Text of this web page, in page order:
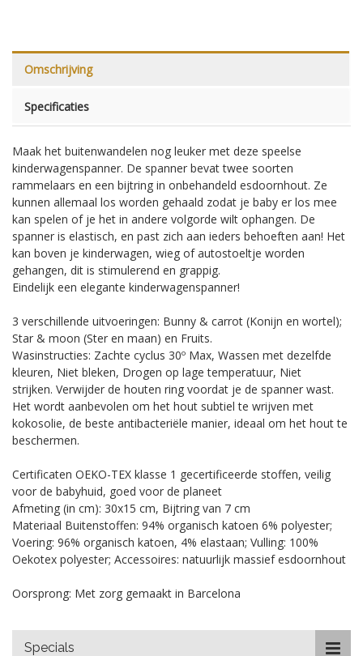
Omschrijving
Specificaties
Maak het buitenwandelen nog leuker met deze speelse
kinderwagenspanner. De spanner bevat twee soorten
rammelaars en een bijtring in onbehandeld esdoornhout. Ze
kunnen allemaal los worden gehaald zodat je baby er los mee
kan spelen of je het in andere volgorde wilt ophangen. De
spanner is elastisch, en past zich aan ieders behoeften aan! Het
kan boven je kinderwagen, wieg of autostoeltje worden
gehangen, dit is stimulerend en grappig.
Eindelijk een elegante kinderwagenspanner!
3 verschillende uitvoeringen: Bunny & carrot (Konijn en wortel);
Star & moon (Ster en maan) en Fruits.
Wasinstructies: Zachte cyclus 30º Max, Wassen met dezelfde
kleuren, Niet bleken, Drogen op lage temperatuur, Niet
strijken. Verwijder de houten ring voordat je de spanner wast.
Het wordt aanbevolen om het hout subtiel te wrijven met
kokosolie, de beste antibacteriële manier, ideaal om het hout te
beschermen.
Certificaten OEKO-TEX klasse 1 gecertificeerde stoffen, veilig
voor de babyhuid, goed voor de planeet
Afmeting (in cm): 30x15 cm, Bijtring van 7 cm
Materiaal Buitenstoffen: 94% organisch katoen 6% polyester;
Voering: 96% organisch katoen, 4% elastaan; Vulling: 100%
Oekotex polyester; Accessoires: natuurlijk massief esdoornhout
Oorsprong: Met zorg gemaakt in Barcelona
Specials